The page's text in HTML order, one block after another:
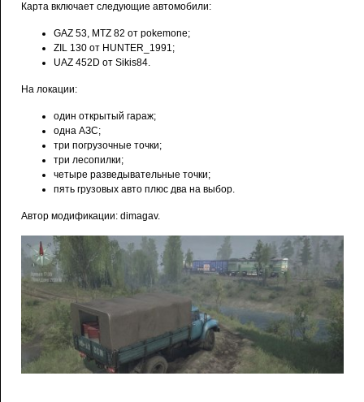
Карта включает следующие автомобили:
GAZ 53, MTZ 82 от pokemone;
ZIL 130 от HUNTER_1991;
UAZ 452D от Sikis84.
На локации:
один открытый гараж;
одна АЗС;
три погрузочные точки;
три лесопилки;
четыре разведывательные точки;
пять грузовых авто плюс два на выбор.
Автор модификации: dimagav.